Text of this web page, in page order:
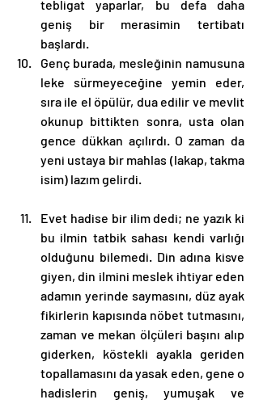
tebligat yaparlar, bu defa daha
geniş bir merasimin tertibatı
başlardı.
Genç burada, mesleğinin namusuna
leke sürmeyeceğine yemin eder,
sıra ile el öpülür, dua edilir ve mevlit
okunup bittikten sonra, usta olan
gence dükkan açılırdı. O zaman da
yeni ustaya bir mahlas (lakap, takma
isim) lazım gelirdi.
Evet hadise bir ilim dedi; ne yazık ki
bu ilmin tatbik sahası kendi varlığı
olduğunu bilemedi. Din adına kisve
giyen, din ilmini meslek ihtiyar eden
adamın yerinde saymasını, düz ayak
fikirlerin kapısında nöbet tutmasını,
zaman ve mekan ölçüleri başını alıp
giderken, köstekli ayakla geriden
topallamasını da yasak eden, gene o
hadislerin geniş, yumuşak ve